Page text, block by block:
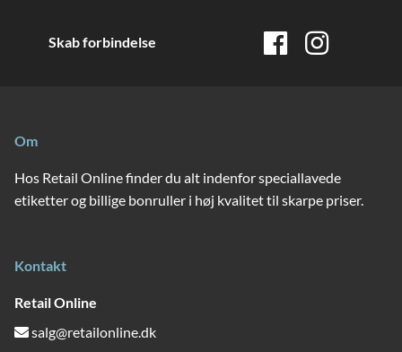
Skab forbindelse
Om
Hos Retail Online finder du alt indenfor speciallavede
etiketter og billige bonruller i høj kvalitet til skarpe priser.
Kontakt
Retail Online
salg@retailonline.dk